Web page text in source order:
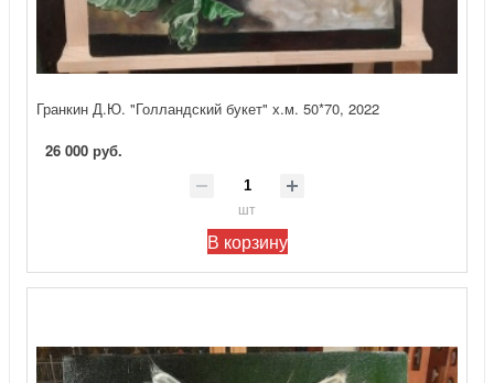
Гранкин Д.Ю. "Голландский букет" х.м. 50*70, 2022
26 000 руб.
шт
В корзину